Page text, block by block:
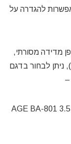
להגדרה על
מדידה מסורתי,
ניתן לבחור בדגם
–